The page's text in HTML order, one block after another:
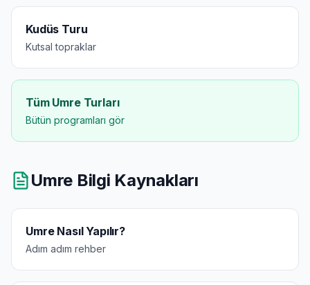
Kudüs Turu
Kutsal topraklar
Tüm Umre Turları
Bütün programları gör
Umre Bilgi Kaynakları
Umre Nasıl Yapılır?
Adım adım rehber